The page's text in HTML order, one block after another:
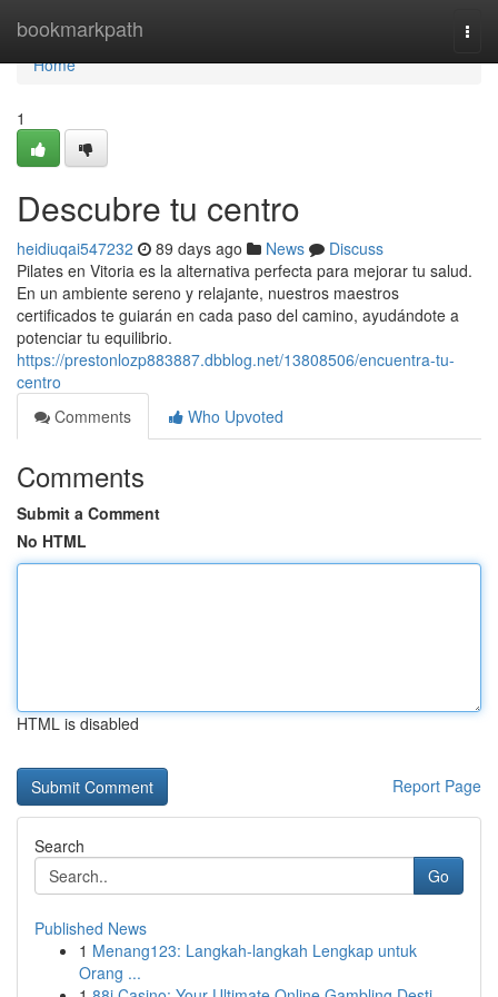
bookmarkpath
Home
Home
1
Descubre tu centro
heidiuqai547232 89 days ago News
Discuss
Pilates en Vitoria es la alternativa perfecta para mejorar tu salud.
En un ambiente sereno y relajante, nuestros maestros
certificados te guiarán en cada paso del camino, ayudándote a
potenciar tu equilibrio.
https://prestonlozp883887.dbblog.net/13808506/encuentra-tu-
centro
Comments
Who Upvoted
Comments
Submit a Comment
No HTML
HTML is disabled
Report Page
Search
Go
Published News
1 Menang123: Langkah-langkah Lengkap untuk
Orang ...